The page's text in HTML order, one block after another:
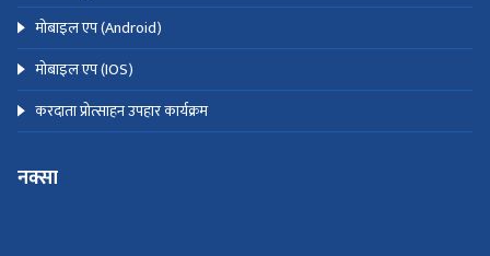
मोबाइल एप (Android)
मोबाइल एप (IOS)
करदाता प्रोत्साहन उपहार कार्यक्रम
नक्सा